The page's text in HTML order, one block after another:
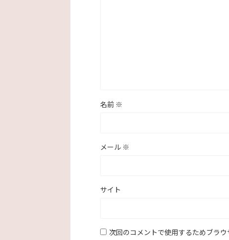
名前 ※
メール ※
サイト
次回のコメントで使用するためブラ